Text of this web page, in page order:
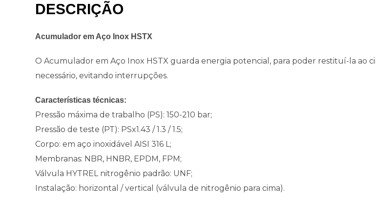
DESCRIÇÃO
Acumulador em Aço Inox HSTX
O Acumulador em Aço Inox HSTX guarda energia potencial, para poder restituí-la ao
necessário, evitando interrupções.
Características técnicas:
Pressão máxima de trabalho (PS): 150-210 bar;
Pressão de teste (PT): PSx1.43 / 1.3 / 1.5;
Corpo: em aço inoxidável AISI 316 L;
Membranas: NBR, HNBR, EPDM, FPM;
Válvula HYTREL nitrogênio padrão: UNF;
Instalação: horizontal / vertical (válvula de nitrogênio para cima).